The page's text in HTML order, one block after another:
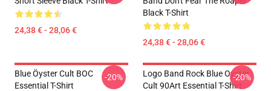
24,38 € - 28,06 €
Black T-Shirt
24,38 € - 28,06 €
Blue Öyster Cult BOC
Essential T-Shirt
-20%
Logo Band Rock Blue Oyster
Cult 90Art Essential T-Shirt
-20%